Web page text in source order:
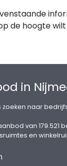
de hoogte
in
zoeken naar
van 179.521
en